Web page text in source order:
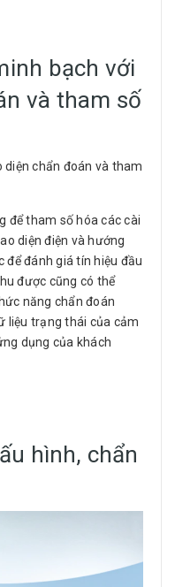
bạch với
và tham số
diện chẩn đoán và tham
để tham số hóa các cài
diện điện và hướng
để đánh giá tín hiệu đầu
được cũng có thể
năng chẩn đoán
liệu trạng thái của cảm
dụng của khách
hình, chẩn